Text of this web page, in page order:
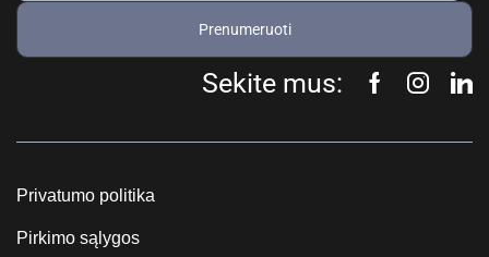
Prenumeruoti
Sekite mus:
Privatumo politika
Pirkimo sąlygos